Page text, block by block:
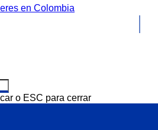
o ESC para cerrar